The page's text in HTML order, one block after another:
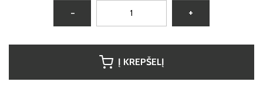
− +
Į KREPŠELĮ